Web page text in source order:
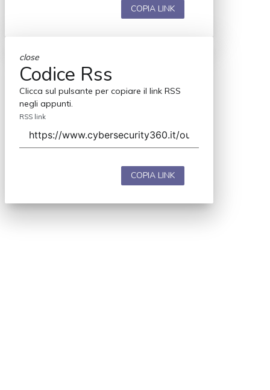
COPIA LINK
close
Codice Rss
Clicca sul pulsante per copiare il link RSS
negli appunti.
RSS link
COPIA LINK